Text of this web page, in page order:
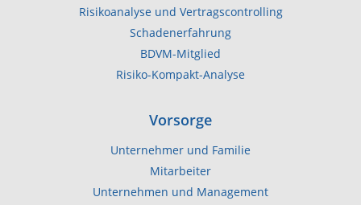
Risikoanalyse und Vertragscontrolling
Schadenerfahrung
BDVM​-Mitglied
Risiko-Kompakt-Analyse
Vorsorge
Unternehmer und Familie
Mitarbeiter
Unternehmen und Management